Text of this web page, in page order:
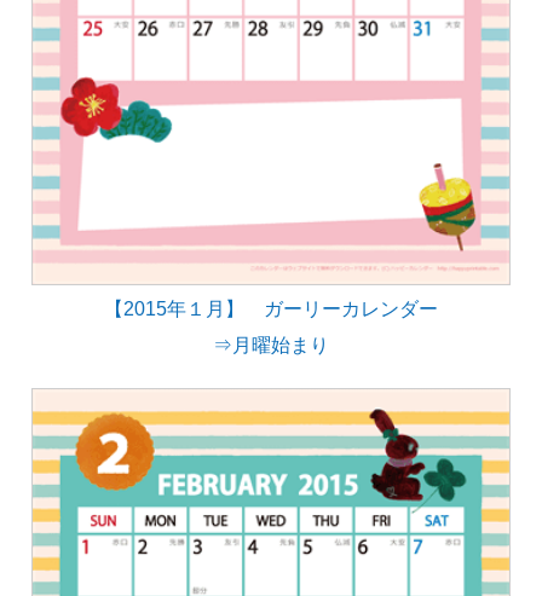
【2015年１月】 ガーリーカレンダー
⇒月曜始まり